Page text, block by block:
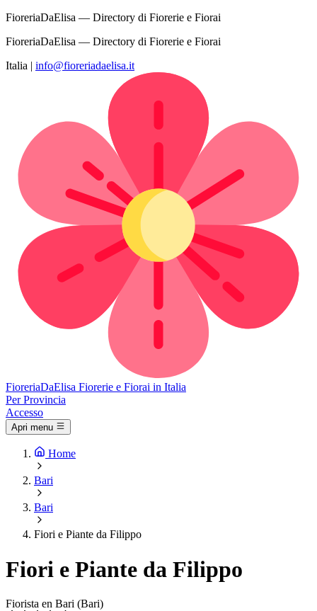
FioreriaDaElisa — Directory di Fiorerie e Fiorai
FioreriaDaElisa — Directory di Fiorerie e Fiorai
Italia | info@fioreriadaelisa.it
FioreriaDaElisa Fiorerie e Fiorai in Italia
Per Provincia
Accesso
Apri menu
Home
Bari
Bari
Fiori e Piante da Filippo
Fiori e Piante da Filippo
Fiorista en Bari (Bari)